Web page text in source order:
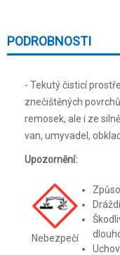
PODROBNOSTI
- Tekutý čisticí
znečištěných
remosek, ale i ze
van, umyvadel,
Upozornění:
Nebezpečí